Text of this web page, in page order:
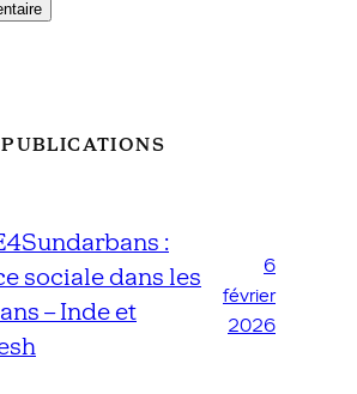
:
sociale dans les
– Inde et
6
février
2026